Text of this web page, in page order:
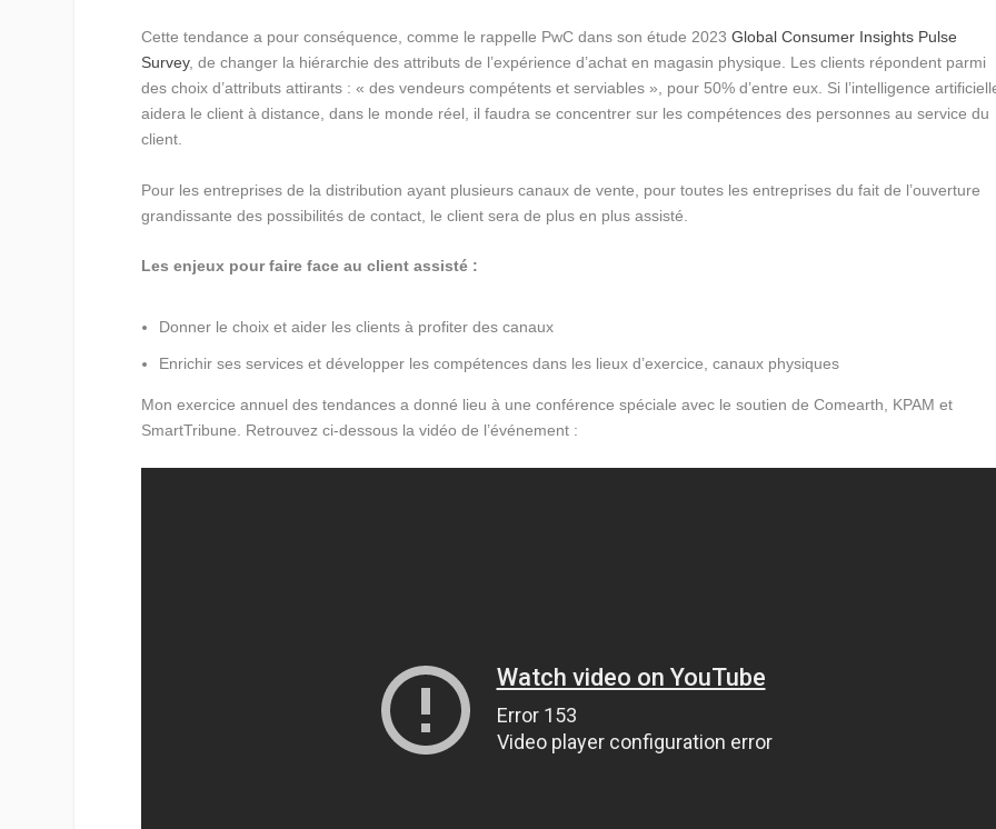
Cette tendance a pour conséquence, comme le rappelle PwC dans son étude 2023Global Consumer Insights Pulse
Survey, de changer la hiérarchie des attributs de l’expérience d’achat en magasin physique. Les clients répondent parmi
des choix d’attributs attirants : « des vendeurs compétents et serviables », pour 50% d’entre eux. Si l’intelligence
aidera le client à distance, dans le monde réel, il faudra se concentrer sur les compétences des personnes au service du
client.
Pour les entreprises de la distribution ayant plusieurs canaux de vente, pour toutes les entreprises du fait de l’ouverture
grandissante des possibilités de contact, le client sera de plus en plus assisté.
Les enjeux pour faire face au client assisté :
Donner le choix et aider les clients à profiter des canaux
Enrichir ses services et développer les compétences dans les lieux d’exercice, canaux physiques
Mon exercice annuel des tendances a donné lieu à une conférence spéciale avec le soutien de Comearth, KPAM et
SmartTribune. Retrouvez ci-dessous la vidéo de l’événement :